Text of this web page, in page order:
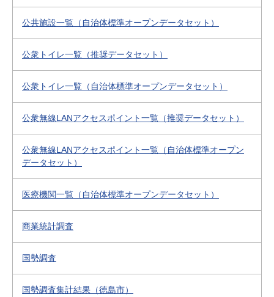
公共施設一覧（自治体標準オープンデータセット）
公衆トイレ一覧（推奨データセット）
公衆トイレ一覧（自治体標準オープンデータセット）
公衆無線LANアクセスポイント一覧（推奨データセット）
公衆無線LANアクセスポイント一覧（自治体標準オープン
データセット）
医療機関一覧（自治体標準オープンデータセット）
商業統計調査
国勢調査
国勢調査集計結果（徳島市）